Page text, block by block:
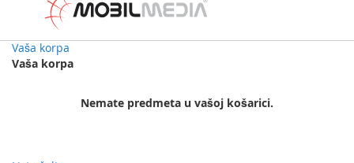
Vaša korpa
Vaša korpa
Nemate predmeta u vašoj košarici.